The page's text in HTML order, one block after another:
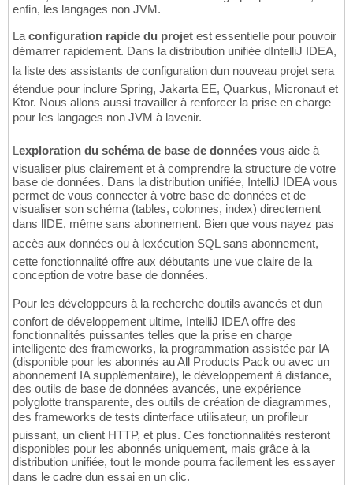
enfin, les langages non JVM.
La configuration rapide du projet est essentielle pour pouvoir
démarrer rapidement. Dans la distribution unifiée dIntelliJ IDEA,
la liste des assistants de configuration dun nouveau projet sera
étendue pour inclure Spring, Jakarta EE, Quarkus, Micronaut et
Ktor. Nous allons aussi travailler à renforcer la prise en charge
pour les langages non JVM à lavenir.
Lexploration du schéma de base de données vous aide à
visualiser plus clairement et à comprendre la structure de votre
base de données. Dans la distribution unifiée, IntelliJ IDEA vous
permet de vous connecter à votre base de données et de
visualiser son schéma (tables, colonnes, index) directement
dans lIDE, même sans abonnement. Bien que vous nayez pas
accès aux données ou à lexécution SQL sans abonnement,
cette fonctionnalité offre aux débutants une vue claire de la
conception de votre base de données.
Pour les développeurs à la recherche doutils avancés et dun
confort de développement ultime, IntelliJ IDEA offre des
fonctionnalités puissantes telles que la prise en charge
intelligente des frameworks, la programmation assistée par IA
(disponible pour les abonnés au All Products Pack ou avec un
abonnement IA supplémentaire), le développement à distance,
des outils de base de données avancés, une expérience
polyglotte transparente, des outils de création de diagrammes,
des frameworks de tests dinterface utilisateur, un profileur
puissant, un client HTTP, et plus. Ces fonctionnalités resteront
disponibles pour les abonnés uniquement, mais grâce à la
distribution unifiée, tout le monde pourra facilement les essayer
dans le cadre dun essai en un clic.